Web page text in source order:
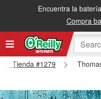
Encuentra la
Compra
Tienda #1279